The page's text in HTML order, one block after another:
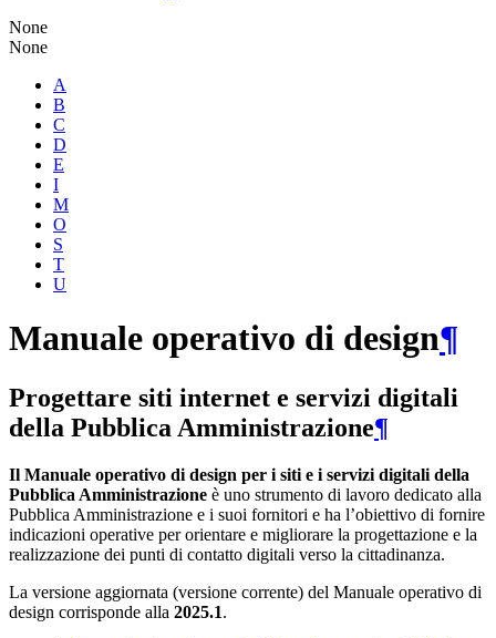
None
None
A
B
C
D
E
I
M
O
S
T
U
Manuale operativo di design¶
Progettare siti internet e servizi digitali
della Pubblica Amministrazione¶
Il Manuale operativo di design per i siti e i servizi digitali della
Pubblica Amministrazione è uno strumento di lavoro dedicato alla
Pubblica Amministrazione e i suoi fornitori e ha l’obiettivo di fornire
indicazioni operative per orientare e migliorare la progettazione e la
realizzazione dei punti di contatto digitali verso la cittadinanza.
La versione aggiornata (versione corrente) del Manuale operativo di
design corrisponde alla 2025.1.